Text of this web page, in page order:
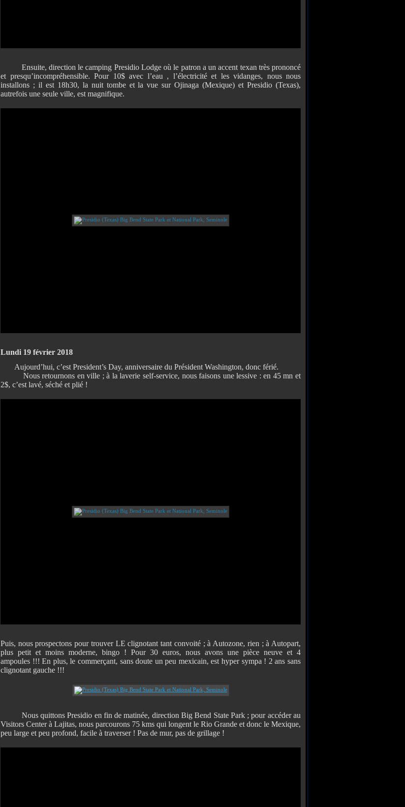
Ensuite, direction le camping Presidio Lodge où le patron a un accent texan très prononcé
et presqu’incompréhensible. Pour 10$ avec l’eau , l’électricité et les vidanges, nous nous
installons ; il est 18h30, la nuit tombe et la vue sur Ojinaga (Mexique) et Presidio (Texas),
autrefois une seule ville, est magnifique.
Lundi 19 février 2018
Aujourd’hui, c’est President’s Day, anniversaire du Président Washington, donc férié.
Nous retournons en ville ; à la laverie self-service, nous faisons une lessive : en 45 mn et
2$, c’est lavé, séché et plié !
Puis, nous prospectons pour trouver LE clignotant tant convoité ; à Autozone, rien ; à Autopart,
plus petit et moins moderne, bingo ! Pour 30 euros, nous avons une pièce neuve et 4
ampoules !!! En plus, le commerçant, sans doute un peu mexicain, est hyper sympa ! 2 ans sans
clignotant gauche !!!
Nous quittons Presidio en fin de matinée, direction Big Bend State Park ; pour accéder au
Visitors Center à Lajitas, nous parcourons 75 kms qui longent le Rio Grande et donc le Mexique,
peu large et peu profond, facile à traverser ! Pas de mur, pas de grillage !